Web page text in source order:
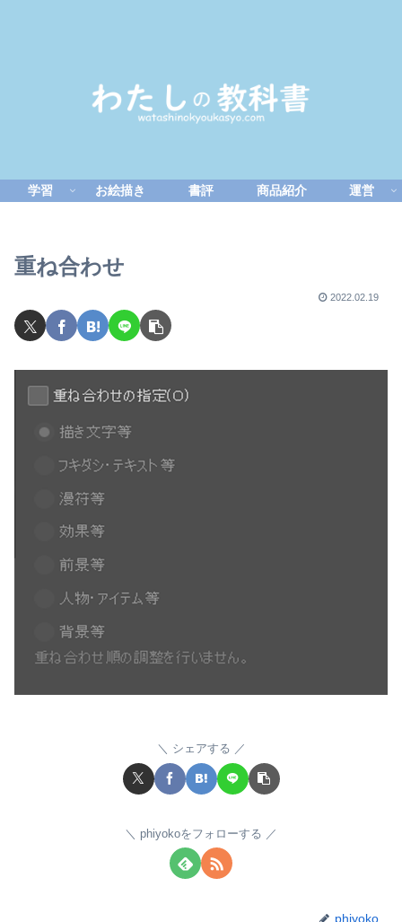
学習 お絵描き 書評 商品紹介 運営
重ね合わせ
2022.02.19
シェアする
phiyokoをフォローする
phiyoko